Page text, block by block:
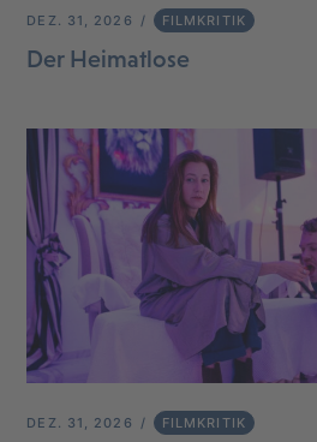
DEZ. 31, 2026 FILMKRITIK
Der Heimatlose
DEZ. 31, 2026 FILMKRITIK